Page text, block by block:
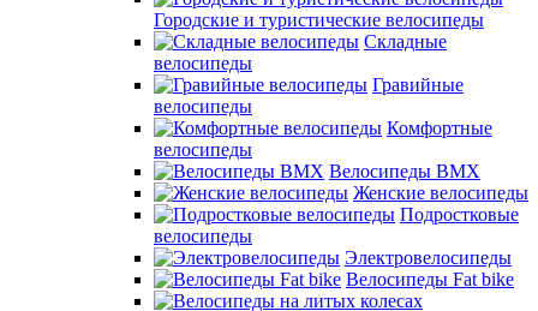
Городские и туристические велосипеды
Складные
велосипеды
Гравийные
велосипеды
Комфортные
велосипеды
Велосипеды BMX
Женские велосипеды
Подростковые
велосипеды
Электровелосипеды
Велосипеды Fat bike